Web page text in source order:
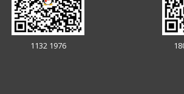
1132 1976